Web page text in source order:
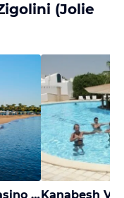
(Jolie
Maritim Jolie Ville Resort & Casino Sharm El SheikhKanabesh